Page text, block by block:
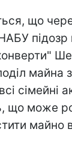
що
майна
сімейні
що може
майно